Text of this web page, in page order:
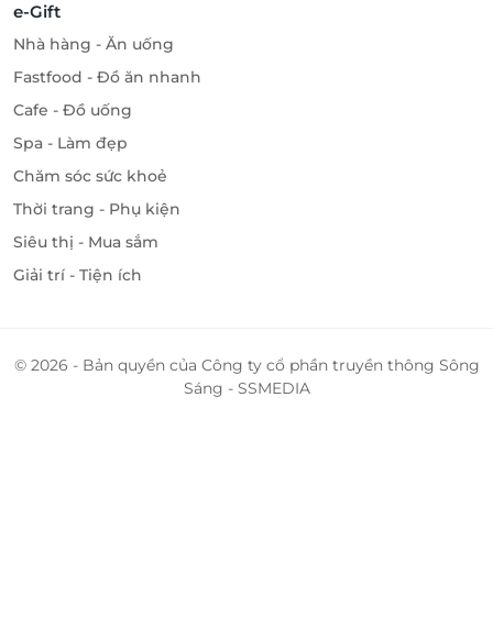
e-Gift
Nhà hàng - Ăn uống
Fastfood - Đồ ăn nhanh
Cafe - Đồ uống
Spa - Làm đẹp
Chăm sóc sức khoẻ
Thời trang - Phụ kiện
Siêu thị - Mua sắm
Giải trí - Tiện ích
© 2026 - Bản quyền của Công ty cổ phần truyền thông Sông
Sáng - SSMEDIA